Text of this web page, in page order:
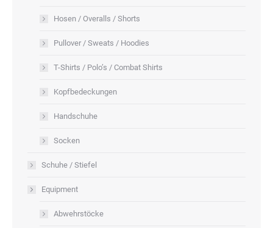
Hosen / Overalls / Shorts
Pullover / Sweats / Hoodies
T-Shirts / Polo’s / Combat Shirts
Kopfbedeckungen
Handschuhe
Socken
Schuhe / Stiefel
Equipment
Abwehrstöcke